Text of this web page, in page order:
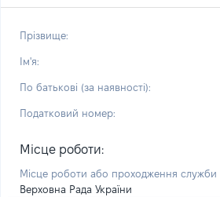
Прізвище:
Ім'я:
По батькові (за наявності):
Податковий номер:
Місце роботи:
Місце роботи або проходження служби
Верховна Рада України